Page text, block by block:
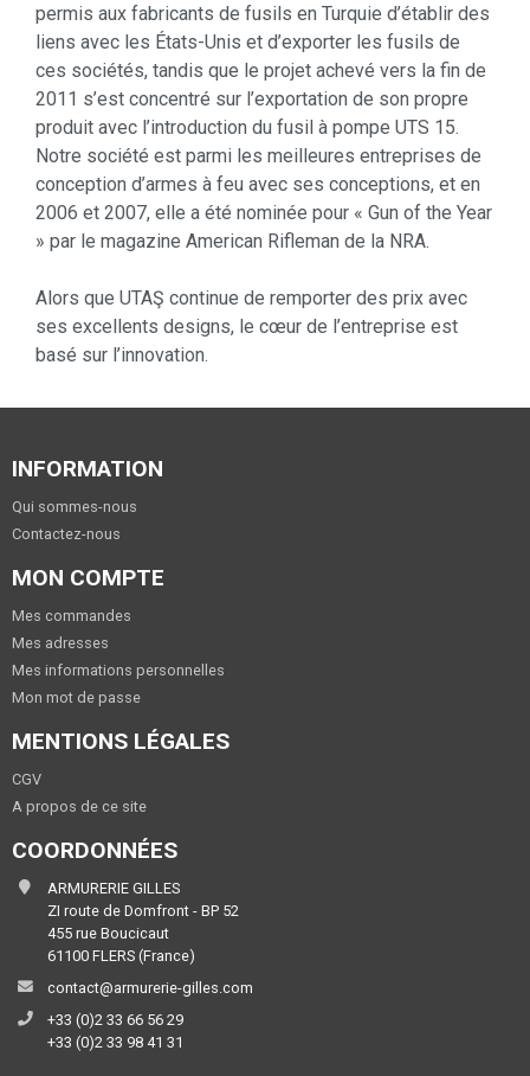
permis aux fabricants de fusils en Turquie d’établir des
liens avec les États-Unis et d’exporter les fusils de
ces sociétés, tandis que le projet achevé vers la fin de
2011 s’est concentré sur l’exportation de son propre
produit avec l’introduction du fusil à pompe UTS 15.
Notre société est parmi les meilleures entreprises de
conception d’armes à feu avec ses conceptions, et en
2006 et 2007, elle a été nominée pour « Gun of the Year
» par le magazine American Rifleman de la NRA.
Alors que UTAŞ continue de remporter des prix avec
ses excellents designs, le cœur de l’entreprise est
basé sur l’innovation.
INFORMATION
Qui sommes-nous
Contactez-nous
MON COMPTE
Mes commandes
Mes adresses
Mes informations personnelles
Mon mot de passe
MENTIONS LÉGALES
CGV
A propos de ce site
COORDONNÉES
ARMURERIE GILLES
ZI route de Domfront - BP 52
455 rue Boucicaut
61100 FLERS (France)
contact@armurerie-gilles.com
+33 (0)2 33 66 56 29
+33 (0)2 33 98 41 31